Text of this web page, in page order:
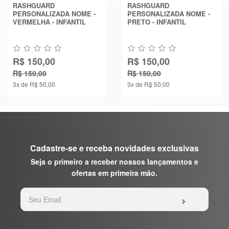
RASHGUARD
PERSONALIZADA NOME -
VERMELHA - INFANTIL
R$ 150,00
R$ 150,00
3x de R$ 50,00
RASHGUARD
PERSONALIZADA NOME -
PRETO - INFANTIL
R$ 150,00
R$ 150,00
3x de R$ 50,00
Cadastre-se e receba novidades exclusivas
Seja o primeiro a receber nossos lançamentos e
ofertas em primeira mão.